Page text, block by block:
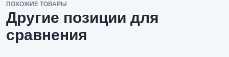
ПОХОЖИЕ ТОВАРЫ
Другие позиции для
сравнения